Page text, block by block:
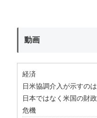
動画
経済
日米協調介入が示すのは
日本ではなく米国の財政
危機